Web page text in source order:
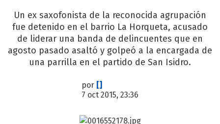
Un ex saxofonista de la reconocida agrupación
fue detenido en el barrio La Horqueta, acusado
de liderar una banda de delincuentes que en
agosto pasado asaltó y golpeó a la encargada de
una parrilla en el partido de San Isidro.
por []
7 oct 2015, 23:36